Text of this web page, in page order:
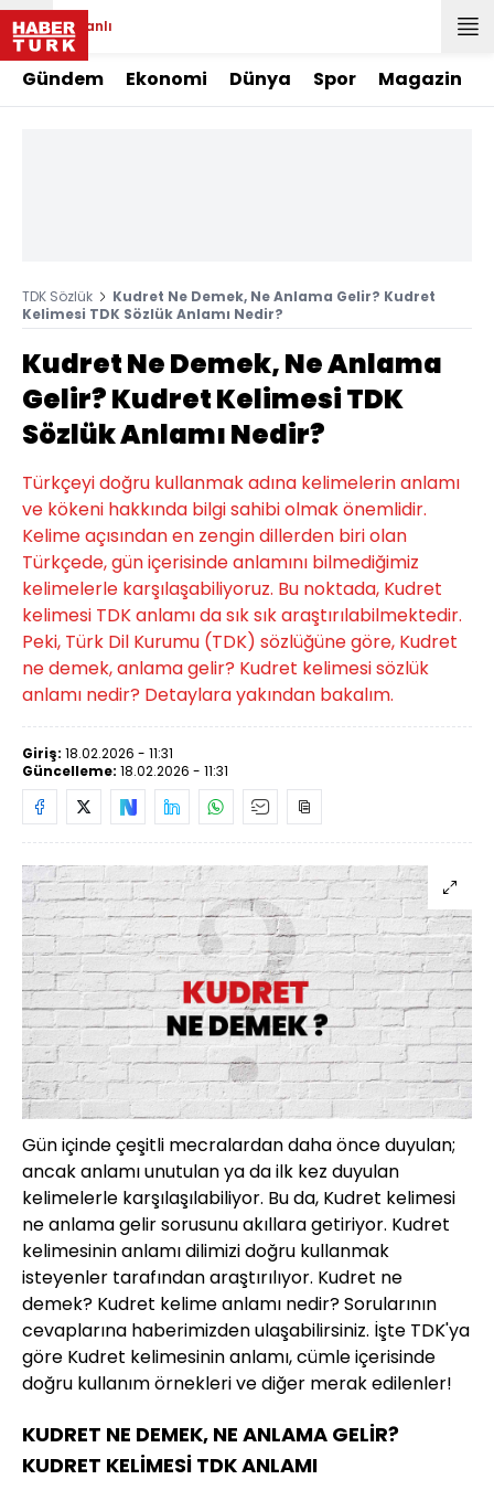
Canlı
Gündem Ekonomi Dünya Spor Magazin
TDK Sözlük
Kudret Ne Demek, Ne Anlama Gelir? Kudret
Kelimesi TDK Sözlük Anlamı Nedir?
Kudret Ne Demek, Ne Anlama
Gelir? Kudret Kelimesi TDK
Sözlük Anlamı Nedir?
Türkçeyi doğru kullanmak adına kelimelerin anlamı
ve kökeni hakkında bilgi sahibi olmak önemlidir.
Kelime açısından en zengin dillerden biri olan
Türkçede, gün içerisinde anlamını bilmediğimiz
kelimelerle karşılaşabiliyoruz. Bu noktada, Kudret
kelimesi TDK anlamı da sık sık araştırılabilmektedir.
Peki, Türk Dil Kurumu (TDK) sözlüğüne göre, Kudret
ne demek, anlama gelir? Kudret kelimesi sözlük
anlamı nedir? Detaylara yakından bakalım.
Giriş: 18.02.2026 - 11:31
Güncelleme: 18.02.2026 - 11:31
Gün içinde çeşitli mecralardan daha önce duyulan;
ancak anlamı unutulan ya da ilk kez duyulan
kelimelerle karşılaşılabiliyor. Bu da, Kudret kelimesi
ne anlama gelir sorusunu akıllara getiriyor. Kudret
kelimesinin anlamı dilimizi doğru kullanmak
isteyenler tarafından araştırılıyor. Kudret ne
demek? Kudret kelime anlamı nedir? Sorularının
cevaplarına haberimizden ulaşabilirsiniz. İşte TDK'ya
göre Kudret kelimesinin anlamı, cümle içerisinde
doğru kullanım örnekleri ve diğer merak edilenler!
KUDRET NE DEMEK, NE ANLAMA GELİR?
KUDRET KELİMESİ TDK ANLAMI